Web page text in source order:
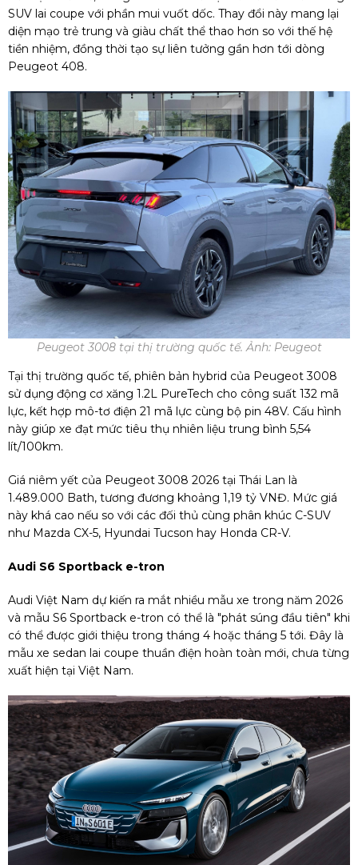
SUV lai coupe với phần mui vuốt dốc. Thay đổi này mang lại
diện mạo trẻ trung và giàu chất thể thao hơn so với thế hệ
tiền nhiệm, đồng thời tạo sự liên tưởng gần hơn tới dòng
Peugeot 408.
Peugeot 3008 tại thị trường quốc tế. Ảnh: Peugeot
Tại thị trường quốc tế, phiên bản hybrid của Peugeot 3008
sử dụng động cơ xăng 1.2L PureTech cho công suất 132 mã
lực, kết hợp mô-tơ điện 21 mã lực cùng bộ pin 48V. Cấu hình
này giúp xe đạt mức tiêu thụ nhiên liệu trung bình 5,54
lít/100km.
Giá niêm yết của Peugeot 3008 2026 tại Thái Lan là
1.489.000 Bath, tương đương khoảng 1,19 tỷ VNĐ. Mức giá
này khá cao nếu so với các đối thủ cùng phân khúc C-SUV
như Mazda CX-5, Hyundai Tucson hay Honda CR-V.
Audi S6 Sportback e-tron
Audi Việt Nam dự kiến ra mắt nhiều mẫu xe trong năm 2026
và mẫu S6 Sportback e-tron có thể là "phát súng đầu tiên" khi
có thể được giới thiệu trong tháng 4 hoặc tháng 5 tới. Đây là
mẫu xe sedan lai coupe thuần điện hoàn toàn mới, chưa từng
xuất hiện tại Việt Nam.